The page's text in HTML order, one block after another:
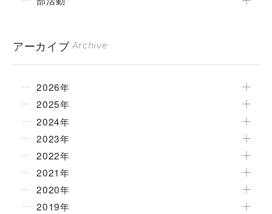
アーカイブ Archive
2026年
2025年
2024年
2023年
2022年
2021年
2020年
2019年